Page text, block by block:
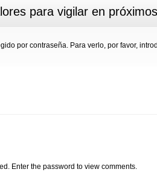
para vigilar en
por contraseña. Para verlo, por favor,
Enter the password to view comments.